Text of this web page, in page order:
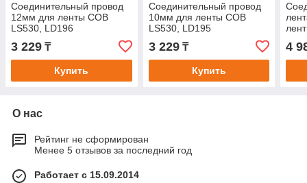
Соединительный провод
12мм для ленты COB
LS530, LD196
3 229 ₸
Купить
Соединительный провод
10мм для ленты COB
LS530, LD195
3 229₸
Купить
4
О нас
Рейтинг не сформирован
Менее 5 отзывов за последний год
Работает с 15.09.2014